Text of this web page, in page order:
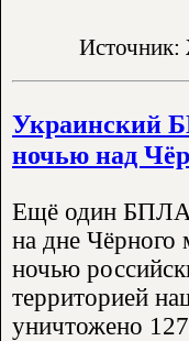
Источник:
Украинский
ночью над
Ещё один БПЛА
на дне Чёрного
ночью
территорией
уничтожено